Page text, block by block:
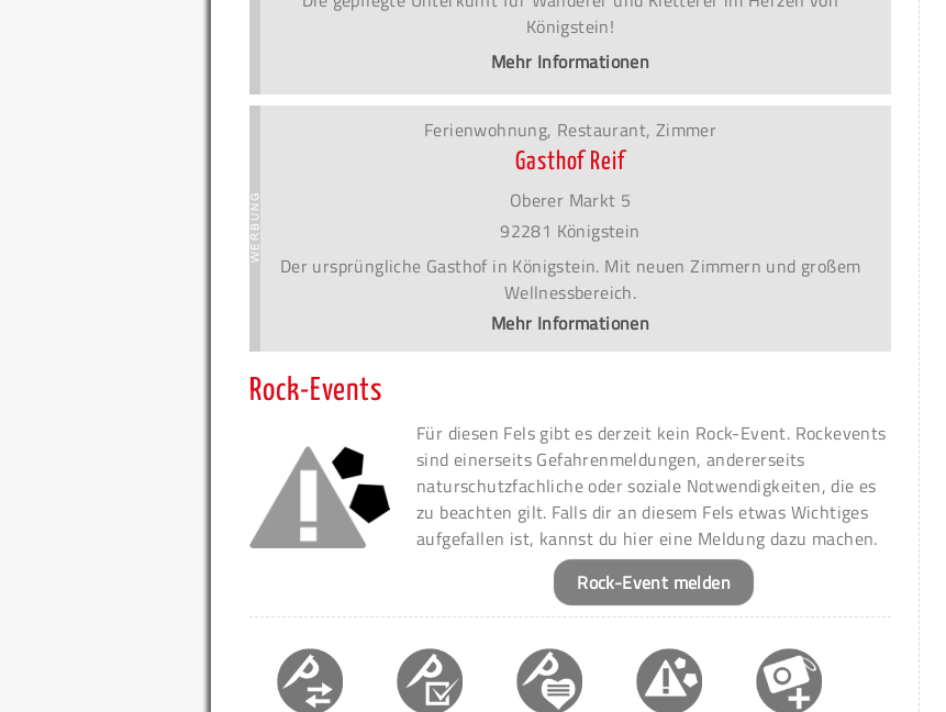
Königstein!
Mehr Informationen
Ferienwohnung, Restaurant, Zimmer
Gasthof Reif
Oberer Markt 5
92281 Königstein
Der ursprüngliche Gasthof in Königstein. Mit neuen Zimmern und großem
Wellnessbereich.
Mehr Informationen
Rock-Events
Für diesen Fels gibt es derzeit kein Rock-Event. Rockevents
sind einerseits Gefahrenmeldungen, andererseits
naturschutzfachliche oder soziale Notwendigkeiten, die es
zu beachten gilt. Falls dir an diesem Fels etwas Wichtiges
aufgefallen ist, kannst du hier eine Meldung dazu machen.
Rock-Event melden